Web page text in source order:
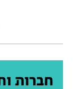
חברות